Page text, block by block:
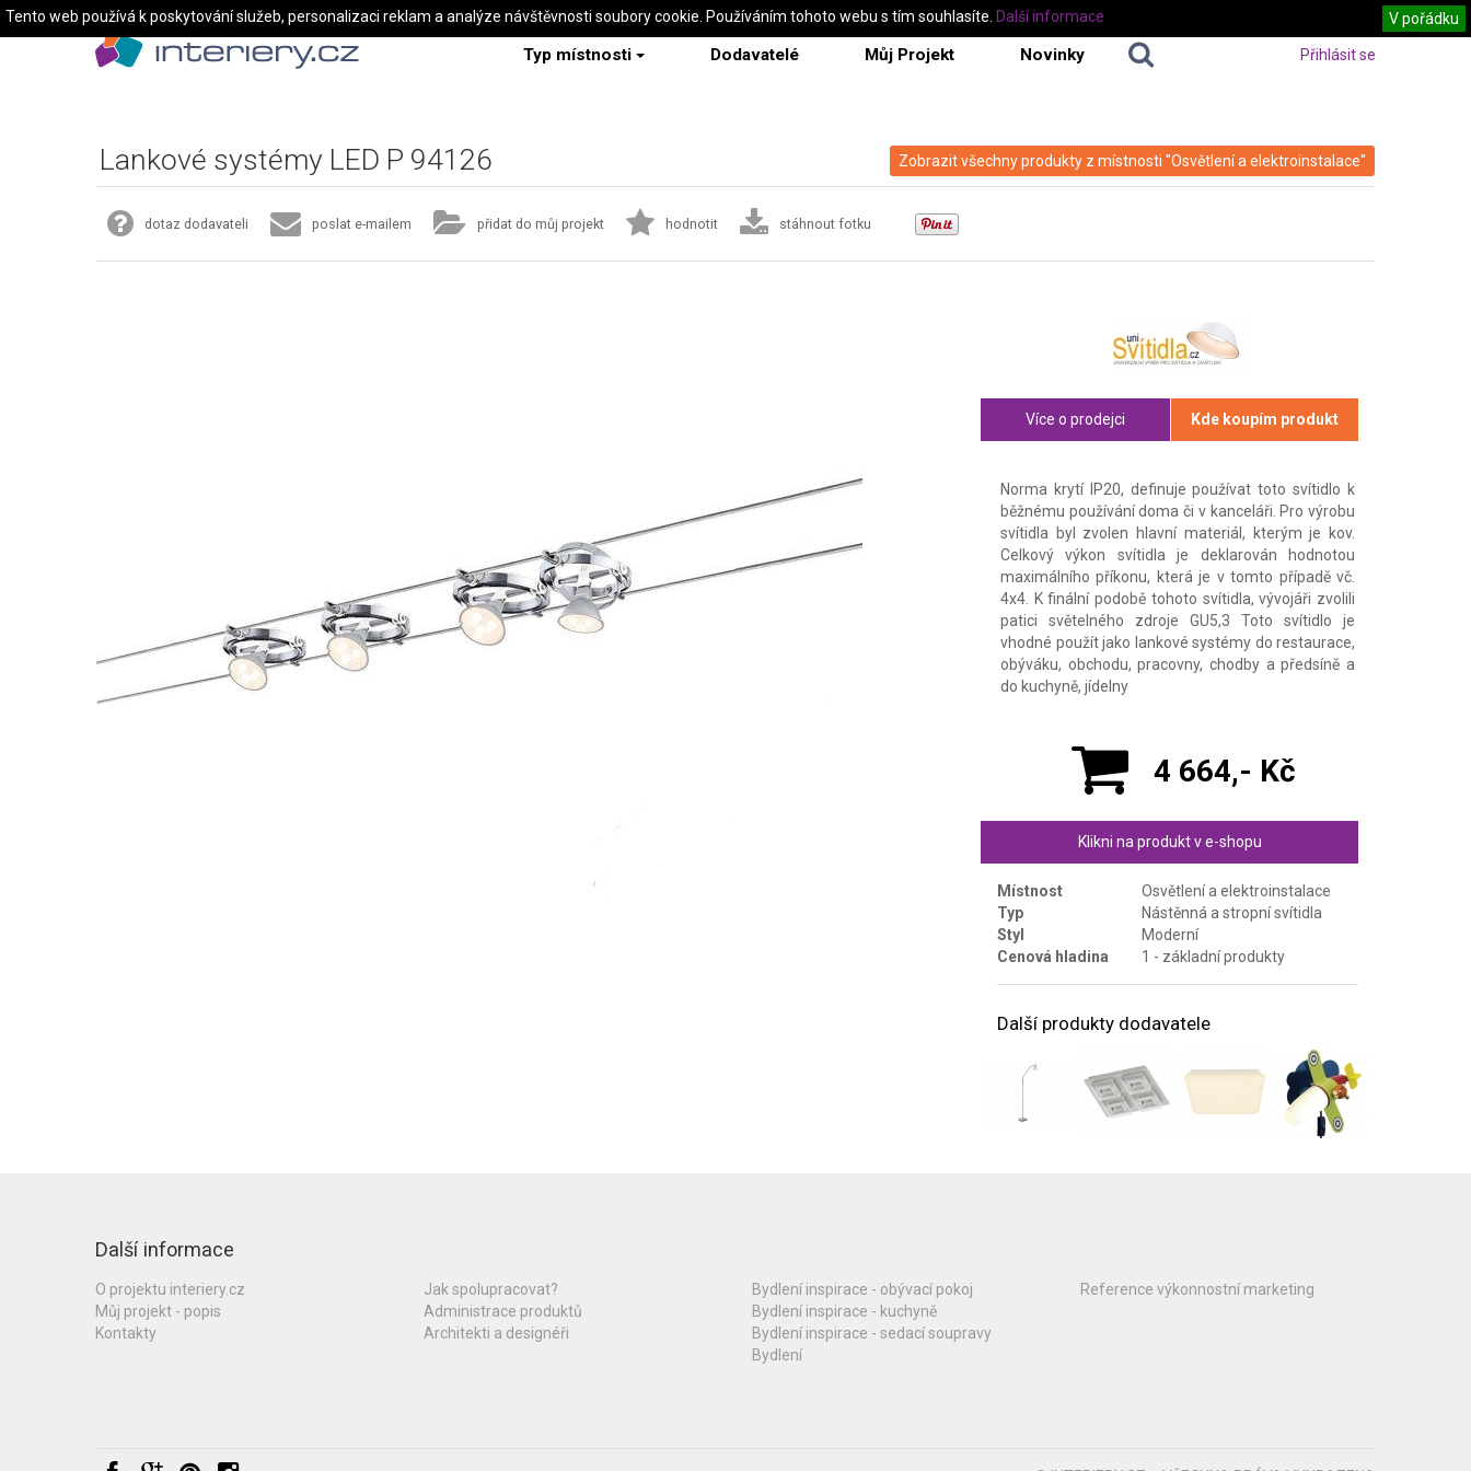
Typ místnosti Dodavatelé Můj Projekt Novinky Přihlásit se
Zobrazit všechny produkty z místnosti "Osvětlení a elektroinstalace"
Lankové systémy LED P 94126
dotaz dodavateli poslat e-mailem přidat do můj projekt hodnotit stáhnout fotku
Více o prodejci Kde koupím produkt
Norma krytí IP20, definuje používat toto svítidlo k
běžnému používání doma či v kanceláři. Pro výrobu
svítidla byl zvolen hlavní materiál, kterým je kov.
Celkový výkon svítidla je deklarován hodnotou
maximálního příkonu, která je v tomto případě vč.
4x4. K finální podobě tohoto svítidla, vývojáři zvolili
patici světelného zdroje GU5,3 Toto svítidlo je
vhodné použít jako lankové systémy do restaurace,
obýváku, obchodu, pracovny, chodby a předsíně a
do kuchyně, jídelny
4 664,- Kč
Klikni na produkt v e-shopu
Místnost
Osvětlení a elektroinstalace
Typ
Nástěnná a stropní svítidla
Styl
Moderní
Cenová hladina
1 - základní produkty
Další produkty dodavatele
Další informace
O projektu interiery.cz
Můj projekt - popis
Kontakty
Jak spolupracovat?
Administrace produktů
Architekti a designéři
Bydlení inspirace - obývací pokoj
Bydlení inspirace - kuchyně
Bydlení inspirace - sedací soupravy
Bydlení
Reference výkonnostní marketing
Tento web používá k poskytování služeb, personalizaci reklam a analýze návštěvnosti soubory cookie. Používáním tohoto webu s tím souhlasíte. V pořádku
Další informace